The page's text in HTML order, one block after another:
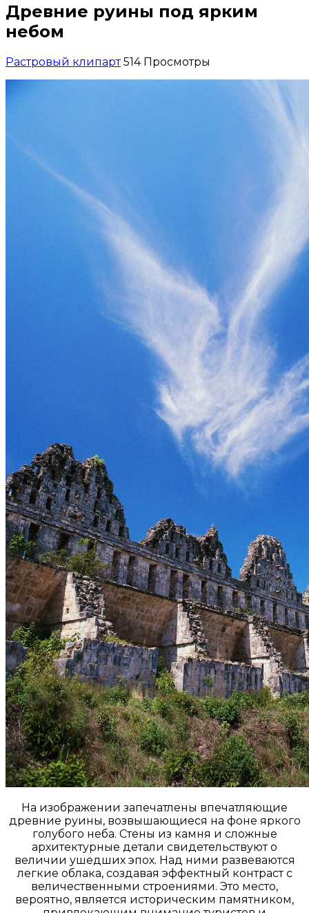
Древние руины под ярким
небом
Растровый клипарт 514 Просмотры
На изображении запечатлены впечатляющие
древние руины, возвышающиеся на фоне яркого
голубого неба. Стены из камня и сложные
архитектурные детали свидетельствуют о
величии ушедших эпох. Над ними развеваются
легкие облака, создавая эффектный контраст с
величественными строениями. Это место,
вероятно, является историческим памятником,